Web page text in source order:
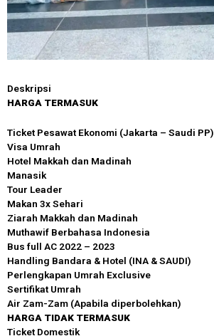
Deskripsi
HARGA TERMASUK
Ticket Pesawat Ekonomi (Jakarta – Saudi PP)
Visa Umrah
Hotel Makkah dan Madinah
Manasik
Tour Leader
Makan 3x Sehari
Ziarah Makkah dan Madinah
Muthawif Berbahasa Indonesia
Bus full AC 2022 – 2023
Handling Bandara & Hotel (INA & SAUDI)
Perlengkapan Umrah Exclusive
Sertifikat Umrah
Air Zam-Zam (Apabila diperbolehkan)
HARGA TIDAK TERMASUK
Ticket Domestik